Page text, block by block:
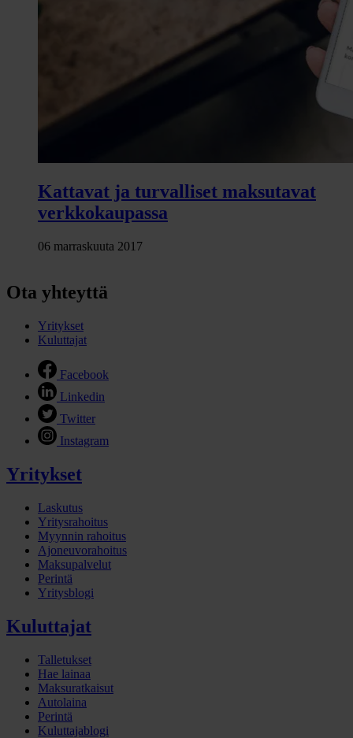
Kattavat ja turvalliset maksutavat
verkkokaupassa
06 marraskuuta 2017
Ota yhteyttä
Yritykset
Kuluttajat
Facebook
Linkedin
Twitter
Instagram
Yritykset
Laskutus
Yritysrahoitus
Myynnin rahoitus
Ajoneuvorahoitus
Maksupalvelut
Perintä
Yritysblogi
Kuluttajat
Talletukset
Hae lainaa
Maksuratkaisut
Autolaina
Perintä
Kuluttajablogi